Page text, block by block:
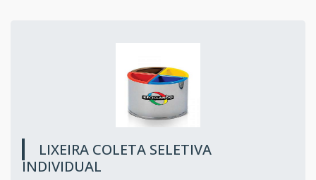
LIXEIRA COLETA SELETIVA
INDIVIDUAL